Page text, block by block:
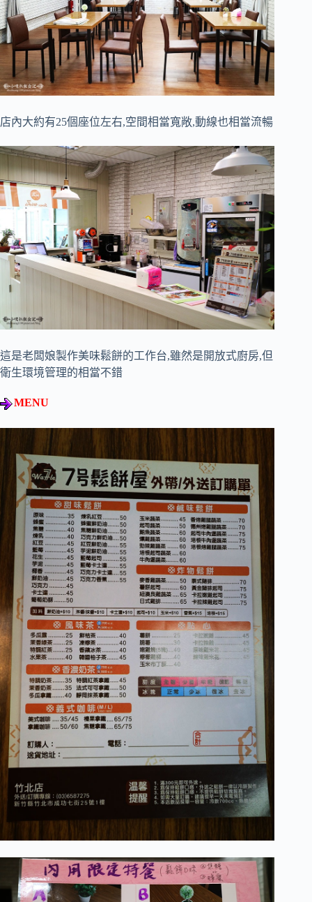
店內大約有25個座位左右,空間相當寬敞,動線也相當流暢
這是老闆娘製作美味鬆餅的工作台,雖然是開放式廚房,但
衛生環境管理的相當不錯
MENU